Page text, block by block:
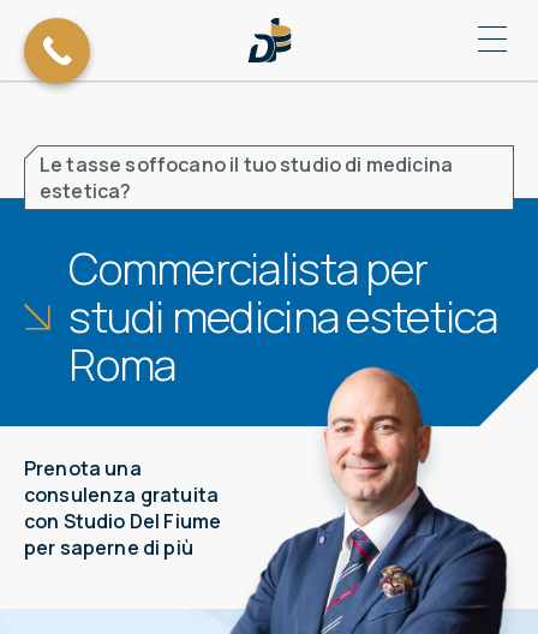
Le tasse soffocano il tuo studio di medicina
estetica?
Commercialista per
studi medicina estetica
Roma
Prenota una
consulenza gratuita
con Studio Del Fiume
per saperne di più